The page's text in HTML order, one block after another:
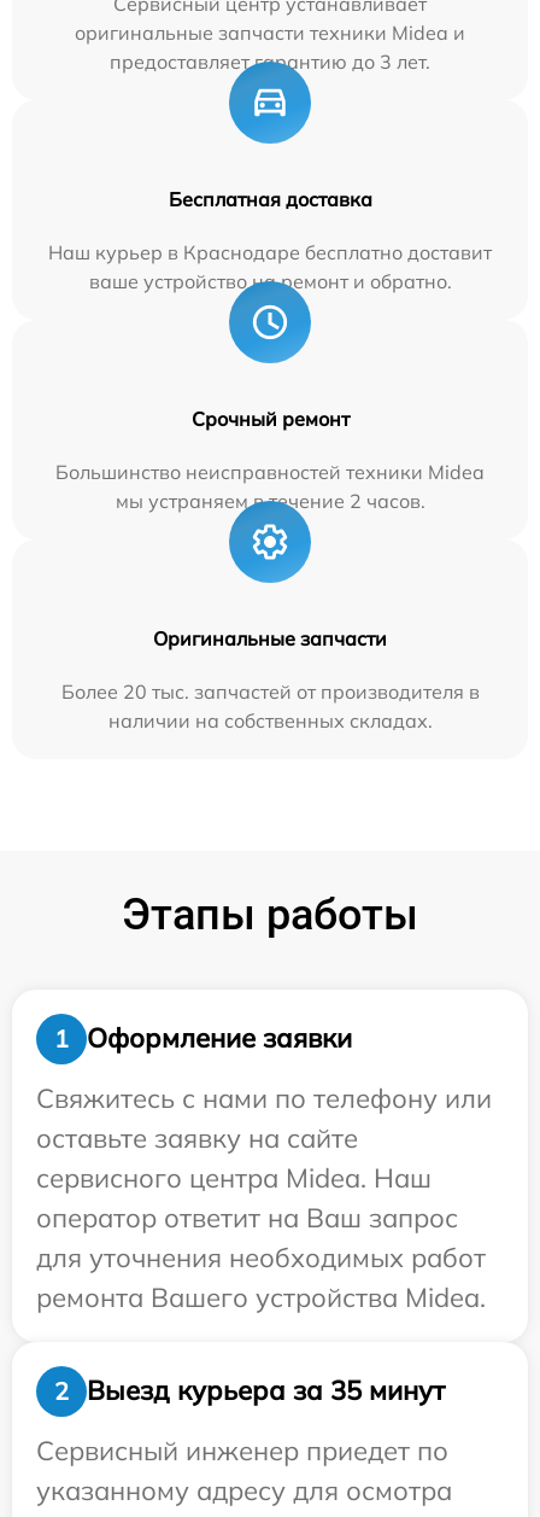
оригинальные запчасти техники Midea и
предоставляет гарантию до 3 лет.
Бесплатная доставка
Наш курьер в Краснодаре бесплатно доставит
ваше устройство на ремонт и обратно.
Срочный ремонт
Большинство неисправностей техники Midea
мы устраняем в течение 2 часов.
Оригинальные запчасти
Более 20 тыс. запчастей от производителя в
наличии на собственных складах.
Этапы работы
1
Оформление заявки
Свяжитесь с нами по телефону или
оставьте заявку на сайте
сервисного центра Midea. Наш
оператор ответит на Ваш запрос
для уточнения необходимых работ
ремонта Вашего устройства Midea.
2
Выезд курьера за 35 минут
Сервисный инженер приедет по
указанному адресу для осмотра